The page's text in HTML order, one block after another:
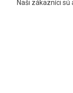
Naši zákazníci sú